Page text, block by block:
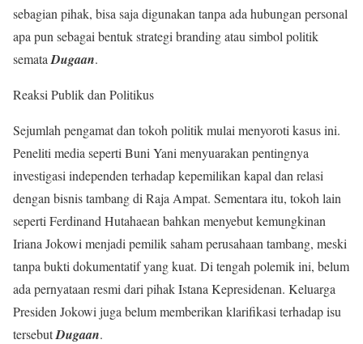
sebagian pihak, bisa saja digunakan tanpa ada hubungan personal
apa pun sebagai bentuk strategi branding atau simbol politik
semataDugaan.
Reaksi Publik dan Politikus
Sejumlah pengamat dan tokoh politik mulai menyoroti kasus ini.
Peneliti media seperti Buni Yani menyuarakan pentingnya
investigasi independen terhadap kepemilikan kapal dan relasi
dengan bisnis tambang di Raja Ampat. Sementara itu, tokoh lain
seperti Ferdinand Hutahaean bahkan menyebut kemungkinan
Iriana Jokowi menjadi pemilik saham perusahaan tambang, meski
tanpa bukti dokumentatif yang kuat. Di tengah polemik ini, belum
ada pernyataan resmi dari pihak Istana Kepresidenan. Keluarga
Presiden Jokowi juga belum memberikan klarifikasi terhadap isu
tersebutDugaan.